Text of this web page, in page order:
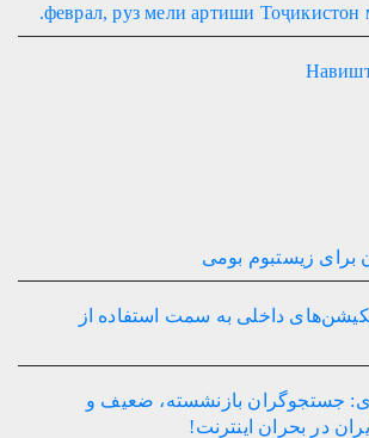
برای زیستبوم بومی
داخلی به سمت استفاده از
جستجوگران بازنشسته، ضعیف و
در بحران اینترنت!